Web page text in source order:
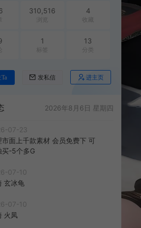
310,516
浏览
4
收藏
1
标签
13
分类
发私信 进主页
2026年8月6日 星期四
07-23
市面上千款素材 会员免费下 可
买-5个多G
07-10
玄冰龟
07-10
火凤